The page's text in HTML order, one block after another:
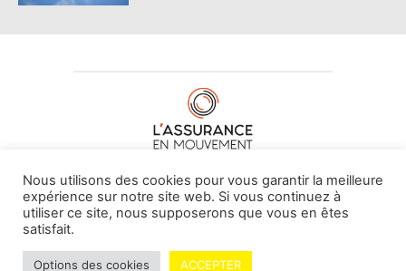
À PROPOS DE NOUS•CONTACT
© L'assurance en mouvement -By Vovoxx Média
Nous utilisons des cookies pour vous garantir la meilleure
expérience sur notre site web. Si vous continuez à
utiliser ce site, nous supposerons que vous en êtes
satisfait.
Options des cookies ACCEPTER